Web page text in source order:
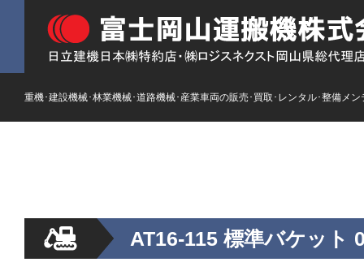
重機･建設機械･林業機械･道路機械･産業車両の販売･買取･レンタル･整備メン
AT16-115 標準バケット